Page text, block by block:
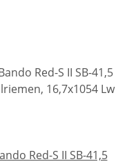
Red-S II SB-41,5